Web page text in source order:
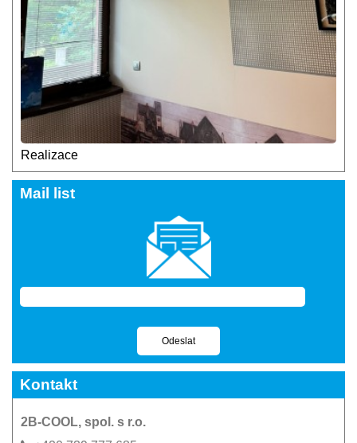
Realizace
Mail list
Kontakt
2B-COOL, spol. s r.o.